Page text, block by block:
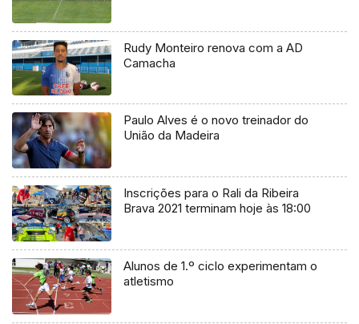
Rudy Monteiro renova com a AD
Camacha
Paulo Alves é o novo treinador do
União da Madeira
Inscrições para o Rali da Ribeira
Brava 2021 terminam hoje às 18:00
Alunos de 1.º ciclo experimentam o
atletismo